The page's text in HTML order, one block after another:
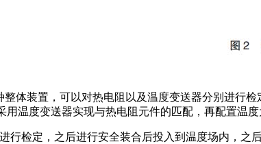
体装置，可以对热电阻以及温度变送器分别进行
温度变送器实现与热电阻元件的匹配，再配置温
行检定，之后进行安全装合后投入到温度场内，之